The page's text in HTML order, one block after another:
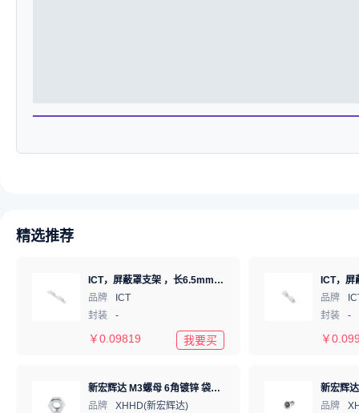
精选推荐
ICT，屏蔽罩支架 ，长6.5mm*高1.22mm，ICSRC6508-030SFR
品牌
ICT
封装
-
￥0.09819 我要买
品牌
封装
-
￥
新宏辉达 M3螺母 6角镀锌 袋装 hexagon nut M3
品牌
XHHD(新宏辉达)
品牌